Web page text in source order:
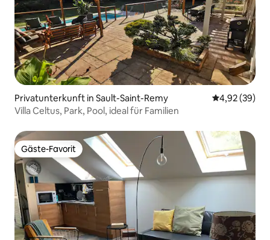
Privatunterkunft in Sault-Saint-Remy
4,92 (39)
Villa Celtus, Park, Pool, ideal für Familien
Gäste-Favorit
Gäste-Favorit